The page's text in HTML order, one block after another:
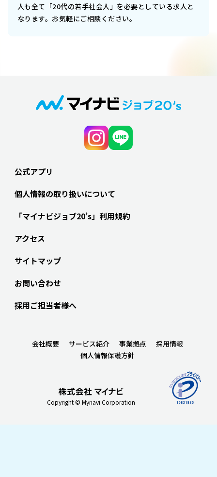
人も全て「20代の若手社会人」を必要としている求人と
なります。お気軽にご相談ください。
公式アプリ
個人情報の取り扱いについて
「マイナビジョブ20’s」利用規約
アクセス
サイトマップ
お問い合わせ
採用ご担当者様へ
Copyright © Mynavi Corporation
会社概要 サービス紹介 事業拠点
採用情報
個人情報保護方針